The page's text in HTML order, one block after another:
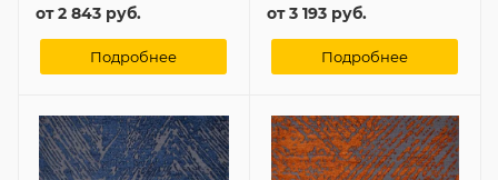
от2 843 руб.
Подробнее
от3 193 руб.
Подробнее